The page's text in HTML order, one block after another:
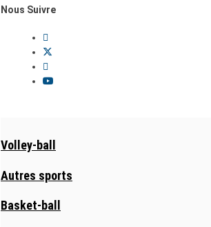
Nous Suivre
Volley-ball
Autres sports
Basket-ball